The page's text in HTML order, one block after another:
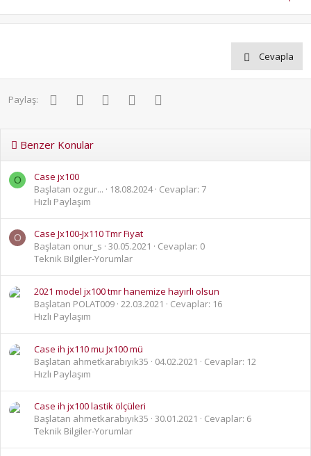
Cevapla
Paylaş: FacebookTwitter PinterestWhatsApp
Benzer Konular
O
Case jx100
Başlatan ozgur...
18.08.2024 Cevaplar: 7
Hızlı Paylaşım
O
Case Jx100-Jx110 Tmr Fiyat
Başlatan onur_s 30.05.2021
Cevaplar: 0
Teknik Bilgiler-Yorumlar
2021 model jx100 tmr hanemize hayırlı olsun
Başlatan POLAT009 22.03.2021
Cevaplar: 16
Hızlı Paylaşım
Case ih jx110 mu Jx100 mü
Başlatan ahmetkarabıyık35
04.02.2021
Cevaplar: 12
Hızlı Paylaşım
Case ih jx100 lastik ölçüleri
Başlatan ahmetkarabıyık35 30.01.2021
Cevaplar: 6
Teknik Bilgiler-Yorumlar